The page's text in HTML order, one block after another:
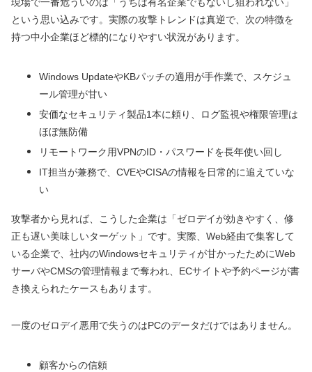
現場で一番危ういのは「うちは有名企業でもないし狙われない」
という思い込みです。実際の攻撃トレンドは真逆で、次の特徴を
持つ中小企業ほど標的になりやすい状況があります。
Windows UpdateやKBパッチの適用が手作業で、スケジュ
ール管理が甘い
安価なセキュリティ製品1本に頼り、ログ監視や権限管理は
ほぼ無防備
リモートワーク用VPNのID・パスワードを長年使い回し
IT担当が兼務で、CVEやCISAの情報を日常的に追えていな
い
攻撃者から見れば、こうした企業は「ゼロデイが効きやすく、修
正も遅い美味しいターゲット」です。実際、Web経由で集客して
いる企業で、社内のWindowsセキュリティが甘かったためにWeb
サーバやCMSの管理情報まで奪われ、ECサイトや予約ページが書
き換えられたケースもあります。
一度のゼロデイ悪用で失うのはPCのデータだけではありません。
顧客からの信頼